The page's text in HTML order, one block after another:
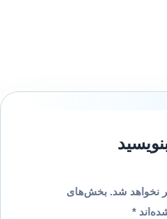
نخواهد شد. بخش‌های
*